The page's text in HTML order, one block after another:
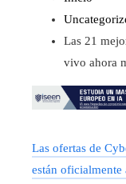
Las 21
vivo ahora
Las ofertas de
están oficialmente